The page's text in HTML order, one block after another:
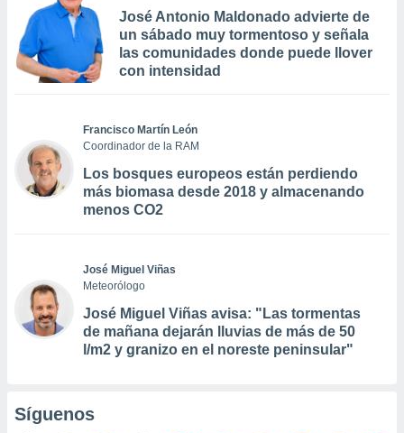
José Antonio Maldonado advierte de
un sábado muy tormentoso y señala
las comunidades donde puede llover
con intensidad
Francisco Martín León
Coordinador de la RAM
Los bosques europeos están perdiendo
más biomasa desde 2018 y almacenando
menos CO2
José Miguel Viñas
Meteorólogo
José Miguel Viñas avisa: "Las tormentas
de mañana dejarán lluvias de más de 50
l/m2 y granizo en el noreste peninsular"
Síguenos